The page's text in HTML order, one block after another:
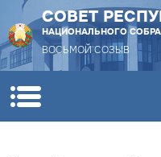
СОВЕТ
НАЦИОНАЛЬНОГО
ВОСЬМОЙ СОЗЫВ